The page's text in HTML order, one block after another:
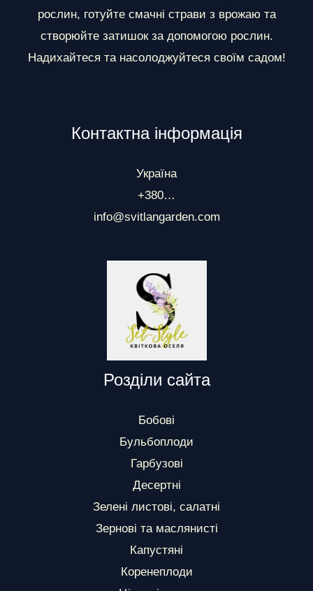
рослин, готуйте смачні страви з врожаю та
створюйте затишок за допомогою рослин.
Надихайтеся та насолоджуйтеся своїм садом!
Контактна інформація
Україна
+380…
info@svitlangarden.com
Розділи сайта
Бобові
Бульбоплоди
Гарбузові
Десертні
Зелені листові, салатні
Зернові та маслянисті
Капустяні
Коренеплоди